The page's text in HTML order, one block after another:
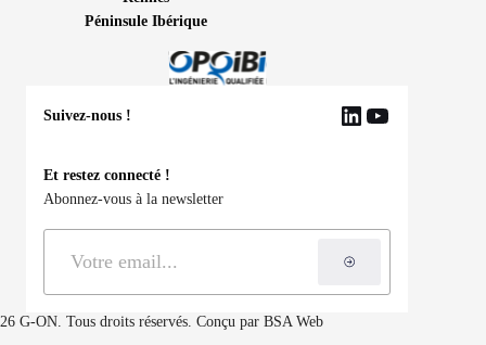
Péninsule Ibérique
G-ON. Tous droits réservés. Conçu par BSA Web
Suivez-nous ! LinkedIn
YouTube
Et restez connecté !
Abonnez-vous à la newsletter
S'inscrire à la